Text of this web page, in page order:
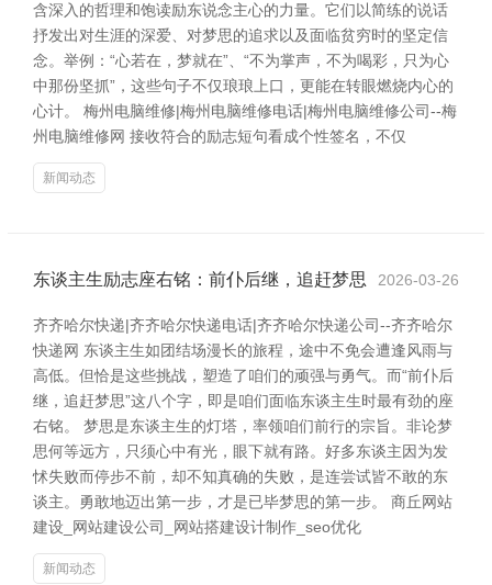
含深入的哲理和饱读励东说念主心的力量。它们以简练的说话
抒发出对生涯的深爱、对梦思的追求以及面临贫穷时的坚定信
念。举例：“心若在，梦就在”、“不为掌声，不为喝彩，只为心
中那份坚抓”，这些句子不仅琅琅上口，更能在转眼燃烧内心的
心计。 梅州电脑维修|梅州电脑维修电话|梅州电脑维修公司--梅
州电脑维修网 接收符合的励志短句看成个性签名，不仅
新闻动态
东谈主生励志座右铭：前仆后继，追赶梦思 2026-03-26
齐齐哈尔快递|齐齐哈尔快递电话|齐齐哈尔快递公司--齐齐哈尔
快递网 东谈主生如团结场漫长的旅程，途中不免会遭逢风雨与
高低。但恰是这些挑战，塑造了咱们的顽强与勇气。而“前仆后
继，追赶梦思”这八个字，即是咱们面临东谈主生时最有劲的座
右铭。 梦思是东谈主生的灯塔，率领咱们前行的宗旨。非论梦
思何等远方，只须心中有光，眼下就有路。好多东谈主因为发
怵失败而停步不前，却不知真确的失败，是连尝试皆不敢的东
谈主。勇敢地迈出第一步，才是已毕梦思的第一步。 商丘网站
建设_网站建设公司_网站搭建设计制作_seo优化
新闻动态